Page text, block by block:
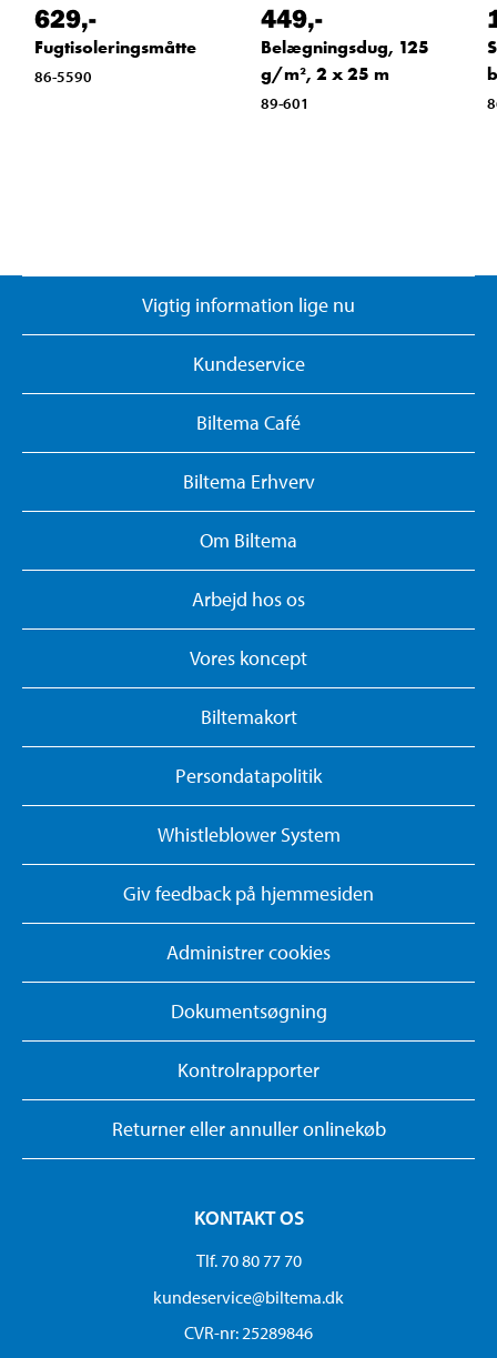
629,-
Fugtisoleringsmåtte
86-5590
449,-
Belægningsdug, 125
g/m², 2 x 25 m
89-601
Vigtig information lige nu
Kundeservice
Biltema Café
Biltema Erhverv
Om Biltema
Arbejd hos os
Vores koncept
Biltemakort
Persondatapolitik
Whistleblower System
Giv feedback på hjemmesiden
Administrer cookies
Dokumentsøgning
Kontrolrapporter
Returner eller annuller onlinekøb
KONTAKT OS
Tlf. 70 80 77 70
kundeservice@biltema.dk
CVR-nr: 25289846